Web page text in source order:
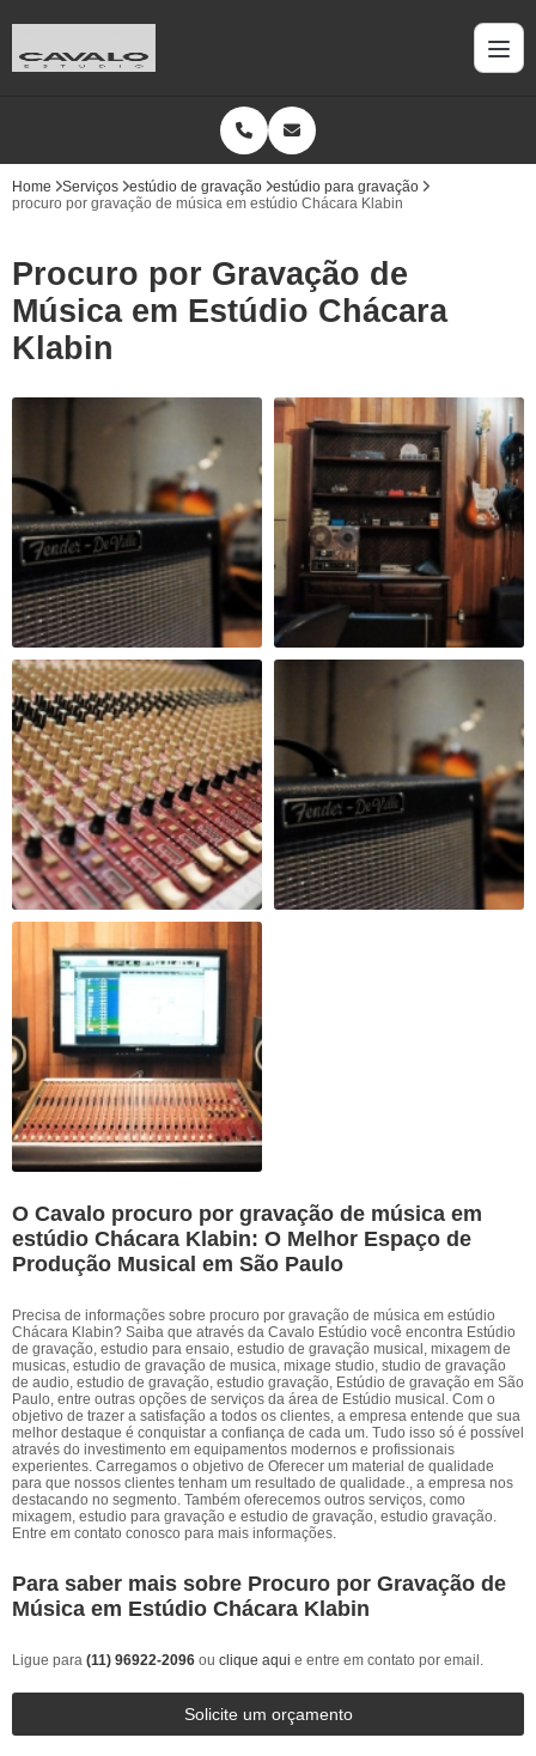
Home Serviços estúdio de gravação
estúdio para gravação
procuro por gravação de música em estúdio Chácara Klabin
Procuro por Gravação de
Música em Estúdio Chácara
Klabin
O Cavalo procuro por gravação de música em
estúdio Chácara Klabin: O Melhor Espaço de
Produção Musical em São Paulo
Precisa de informações sobre procuro por gravação de música em estúdio
Chácara Klabin? Saiba que através da Cavalo Estúdio você encontra Estúdio
de gravação, estudio para ensaio, estudio de gravação musical, mixagem de
musicas, estudio de gravação de musica, mixage studio, studio de gravação
de audio, estudio de gravação, estudio gravação, Estúdio de gravação em São
Paulo, entre outras opções de serviços da área de Estúdio musical. Com o
objetivo de trazer a satisfação a todos os clientes, a empresa entende que sua
melhor destaque é conquistar a confiança de cada um. Tudo isso só é possível
através do investimento em equipamentos modernos e profissionais
experientes. Carregamos o objetivo de Oferecer um material de qualidade
para que nossos clientes tenham um resultado de qualidade., a empresa nos
destacando no segmento. Também oferecemos outros serviços, como
mixagem, estudio para gravação e estudio de gravação, estudio gravação.
Entre em contato conosco para mais informações.
Para saber mais sobre Procuro por Gravação de
Música em Estúdio Chácara Klabin
Ligue para (11) 96922-2096 ou clique aqui e entre em contato por email.
Solicite um orçamento